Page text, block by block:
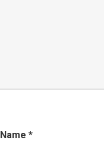
Name *